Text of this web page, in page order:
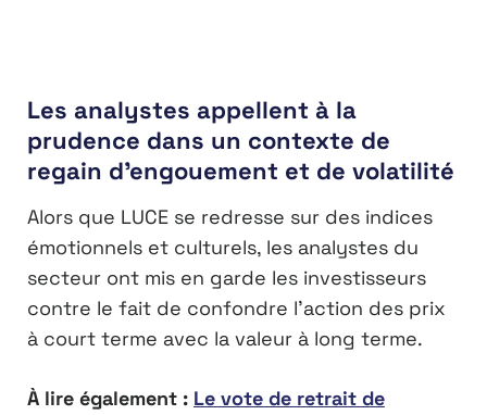
Les analystes appellent à la
prudence dans un contexte de
regain d’engouement et de volatilité
Alors que LUCE se redresse sur des indices
émotionnels et culturels, les analystes du
secteur ont mis en garde les investisseurs
contre le fait de confondre l’action des prix
à court terme avec la valeur à long terme.
À lire également : Le vote de retrait de